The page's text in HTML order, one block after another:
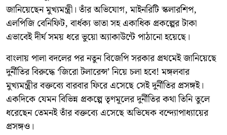
জানিয়েছেন মুখ্যমন্ত্রী। তাঁর অভিযোগ, মাইনরিটি স্কলারশিপ,
এলপিজি বেনিফিট, বার্ধক্য ভাতা সহ একাধিক প্রকল্পের টাকা
এভাবেই দীর্ঘ সময় ধরে ভুয়ো অ্যাকাউন্টে পাঠানো হয়েছে।
বাংলায় পালা বদলের পর নতুন বিজেপি সরকার প্রথমেই জানিয়েছে
দুর্নীতির বিরুদ্ধে ‘জিরো টলারেন্স’ নিয়ে চলা হবে! মঙ্গলবার
মুখ্যমন্ত্রীর বক্তব্যে বারবার ফিরে এসেছে সেই দুর্নীতির প্রসঙ্গই।
একদিকে যেমন বিভিন্ন প্রকল্পে তৃণমূলের দুর্নীতির কথা তিনি তুলে
ধরেছেন তেমনই তাঁর বক্তব্যে এসেছে অভিষেক বন্দ্যোপাধ্যায়ের
প্রসঙ্গও।